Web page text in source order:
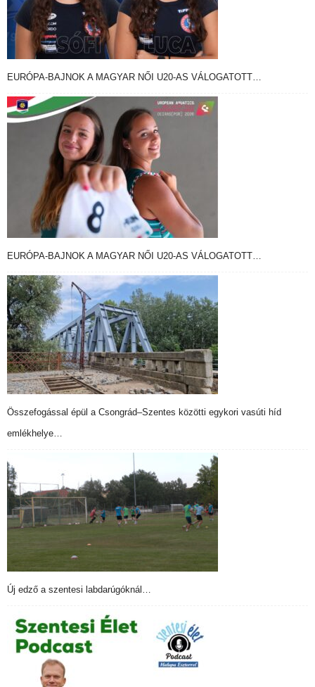
EURÓPA-BAJNOK A MAGYAR NŐI U20-AS VÁLOGATOTT…
EURÓPA-BAJNOK A MAGYAR NŐI U20-AS VÁLOGATOTT…
Összefogással épül a Csongrád–Szentes közötti egykori vasúti híd
emlékhelye…
Új edző a szentesi labdarúgóknál…